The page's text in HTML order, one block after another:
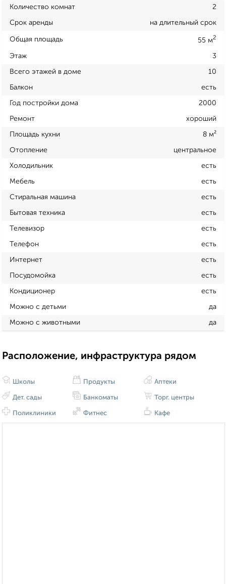
Количество комнат 2
Срок аренды на длительный срок
Общая площадь 55 м2
Этаж 3
Всего этажей в доме 10
Балкон есть
Год постройки дома 2000
Ремонт хороший
Площадь кухни 8 м²
Отопление центральное
Холодильник есть
Мебель есть
Стиральная машина есть
Бытовая техника есть
Телевизор есть
Телефон есть
Интернет есть
Посудомойка есть
Кондиционер есть
Можно с детьми да
Можно с животными да
Расположение, инфраструктура рядом
Школы
Дет. сады
Поликлиники
Продукты
Банкоматы
Фитнес
Аптеки
Торг. центры
Кафе